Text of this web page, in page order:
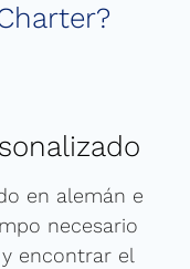
en alemán e
necesario
encontrar el